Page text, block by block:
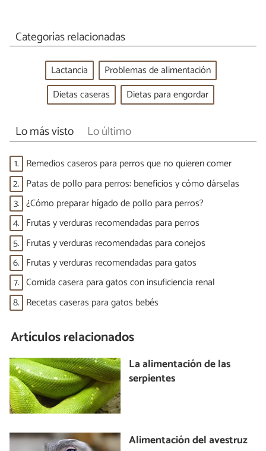
Categorías relacionadas
Lactancia
Problemas de alimentación
Dietas caseras
Dietas para engordar
Lo más visto Lo último
1. Remedios caseros para perros que no quieren comer
2. Patas de pollo para perros: beneficios y cómo dárselas
3. ¿Cómo preparar hígado de pollo para perros?
4. Frutas y verduras recomendadas para perros
5. Frutas y verduras recomendadas para conejos
6. Frutas y verduras recomendadas para gatos
7. Comida casera para gatos con insuficiencia renal
8. Recetas caseras para gatos bebés
Artículos relacionados
La alimentación de las
serpientes
Alimentación del avestruz